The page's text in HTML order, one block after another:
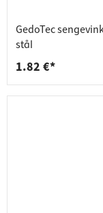
GedoTec
stål
1.82 €*